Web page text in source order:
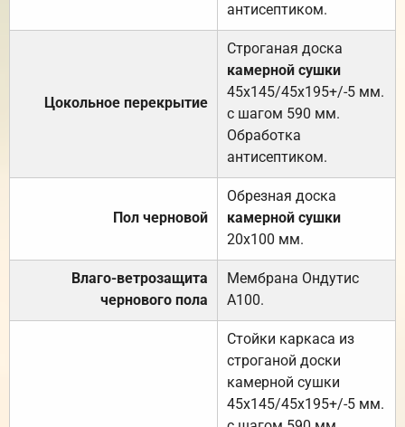
антисептиком.
Цокольное перекрытие
Строганая доска
камерной сушки
45х145/45х195+/-5 мм.
с шагом 590 мм.
Обработка
антисептиком.
Пол черновой
Обрезная доска
камерной сушки
20х100 мм.
Влаго-ветрозащита
чернового пола
Мембрана Ондутис
А100.
Стойки каркаса из
строганой доски
камерной сушки
45х145/45х195+/-5 мм.